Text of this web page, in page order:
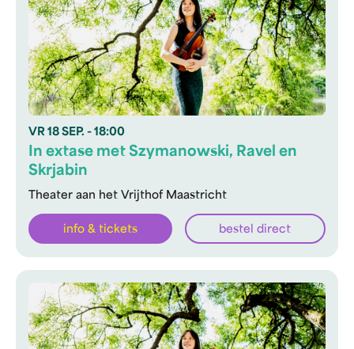
VR 18 SEP. - 18:00
Theater aan het Vrijthof Maastricht
In extase met Szymanowski, Ravel en
Skrjabin
info & tickets bestel direct